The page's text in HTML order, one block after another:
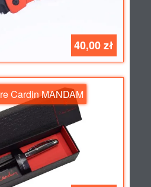
40,00 zł
Cardin MANDAM